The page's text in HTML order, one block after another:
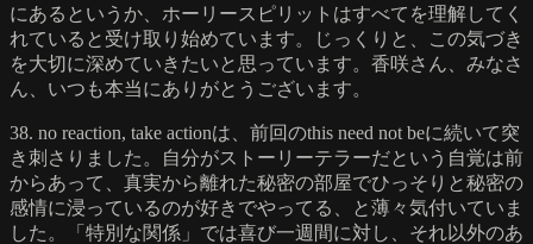
にあるというか、ホーリースピリットはすべてを理解してく
れていると受け取り始めています。じっくりと、この気づき
を大切に深めていきたいと思っています。香咲さん、みなさ
ん、いつも本当にありがとうございます。
38. no reaction, take actionは、前回のthis need not beに続いて突
き刺さりました。自分がストーリーテラーだという自覚は前
からあって、真実から離れた秘密の部屋でひっそりと秘密の
感情に浸っているのが好きでやってる、と薄々気付いていま
した。「特別な関係」では喜び一週間に対し、それ以外のあ